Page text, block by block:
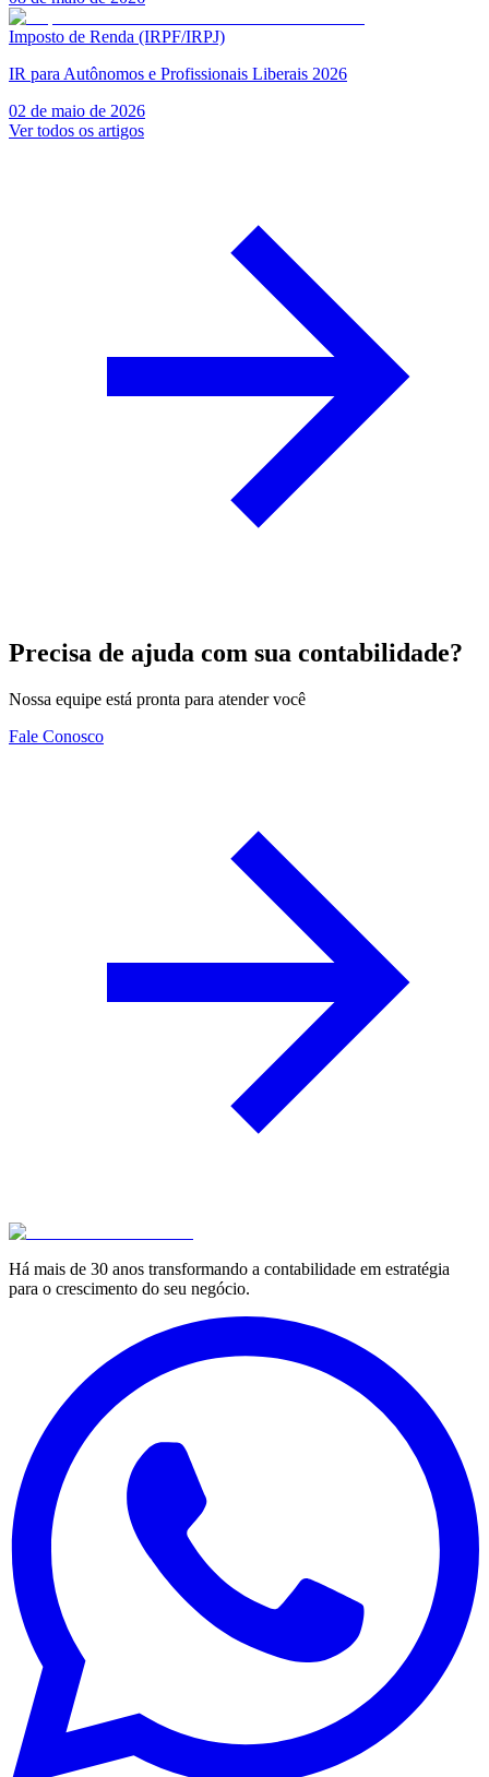
Imposto de Renda (IRPF/IRPJ)
IR para Autônomos e Profissionais Liberais 2026
02 de maio de 2026
Ver todos os artigos
Precisa de ajuda com sua contabilidade?
Nossa equipe está pronta para atender você
Fale Conosco
Há mais de 30 anos transformando a contabilidade em estratégia
para o crescimento do seu negócio.